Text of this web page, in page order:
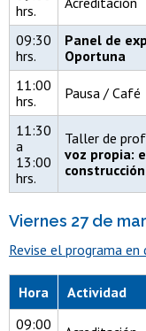
hrs.
09:30
hrs.
Panel de
Oportuna
11:00
hrs.
Pausa / Café
11:30
a
13:00
hrs.
Taller de
voz propia:
Viernes 27 de
Revise el programa
Hora
Actividad
09:00